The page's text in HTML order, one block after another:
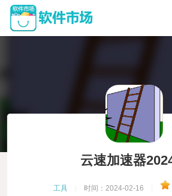
云速加速器
工具 时间：2024-02-16